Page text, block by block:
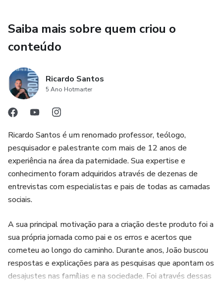
Saiba mais sobre quem criou o
conteúdo
Ricardo Santos
5 Ano Hotmarter
Ricardo Santos é um renomado professor, teólogo,
pesquisador e palestrante com mais de 12 anos de
experiência na área da paternidade. Sua expertise e
conhecimento foram adquiridos através de dezenas de
entrevistas com especialistas e pais de todas as camadas
sociais.
A sua principal motivação para a criação deste produto foi a
sua própria jornada como pai e os erros e acertos que
cometeu ao longo do caminho. Durante anos, João buscou
respostas e explicações para as pesquisas que apontam os
desajustes nas famílias e na sociedade. Foi através dessas